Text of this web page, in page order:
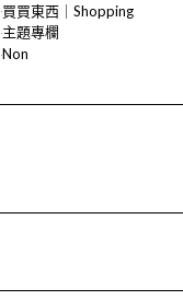
買買東西｜Shopping
主題專欄
Non